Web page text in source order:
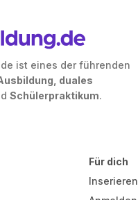
ist eines der führenden
duales
Schülerpraktikum.
Für dich
Inserieren